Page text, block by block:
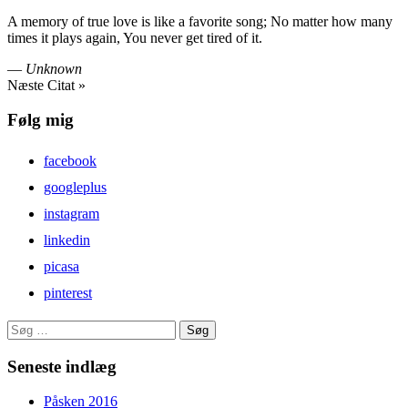
A memory of true love is like a favorite song; No matter how many
times it plays again, You never get tired of it.
— Unknown
Næste Citat »
Følg mig
facebook
googleplus
instagram
linkedin
picasa
pinterest
Søg
efter:
Seneste indlæg
Påsken 2016